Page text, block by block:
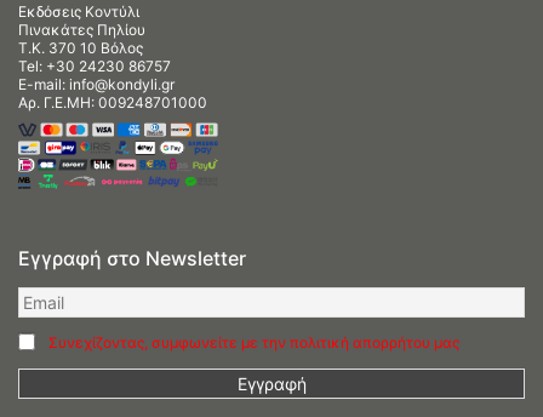
Εκδόσεις Κοντύλι
Πινακάτες Πηλίου
Τ.Κ. 370 10 Βόλος
Tel: +30 24230 86757
E-mail: info@kondyli.gr
Αρ. Γ.Ε.ΜΗ: 009248701000
Εγγραφή στο Newsletter
Συνεχίζοντας, συμφωνείτε με την πολιτική απορρήτου μας